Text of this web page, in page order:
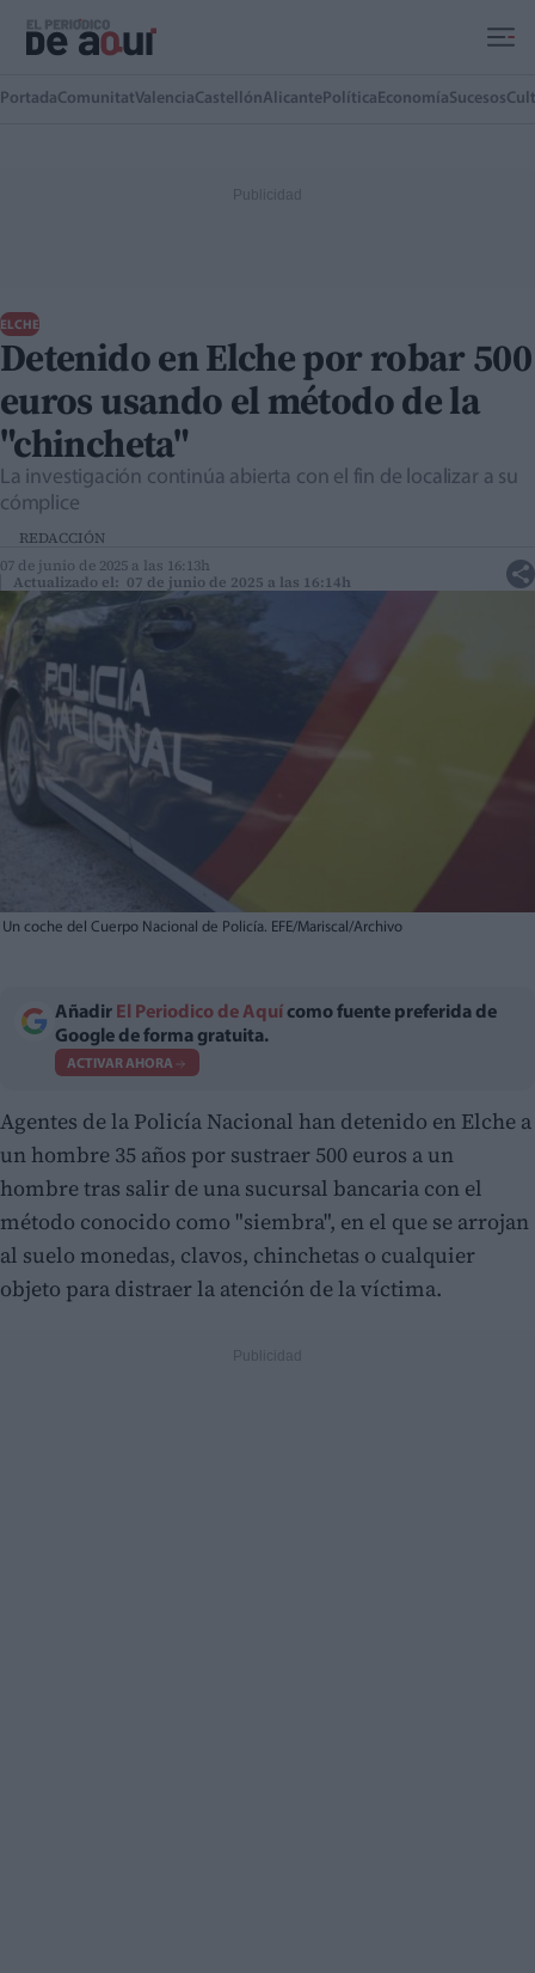
PortadaComunitatValenciaCastellónAlicante Política EconomíaSucesos
ELCHE
Detenido en Elche por robar 500
euros usando el método de la
"chincheta"
La investigación continúa abierta con el fin de localizar a su
cómplice
REDACCIÓN
07 de junio de 2025 a las 16:13h
Actualizado el: 07 de junio de 2025 a las 16:14h
Un coche del Cuerpo Nacional de Policía. EFE/Mariscal/Archivo
Añadir El Periodico de Aquí como fuente preferida de
Google de forma gratuita.
ACTIVAR AHORA
Agentes de la Policía Nacional han detenido en Elche a
un hombre 35 años por sustraer 500 euros a un
hombre tras salir de una sucursal bancaria con el
método conocido como "siembra", en el que se arrojan
al suelo monedas, clavos, chinchetas o cualquier
objeto para distraer la atención de la víctima.